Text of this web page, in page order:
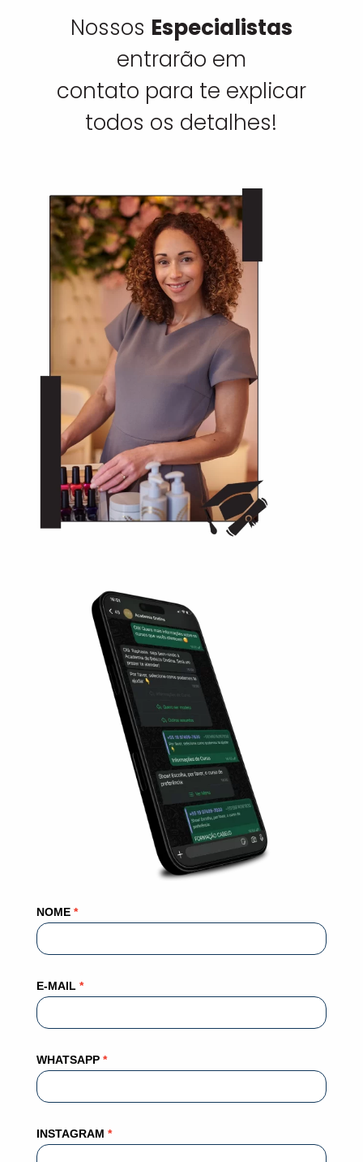
Nossos Especialistas
entrarão em
contato para te explicar
todos os detalhes!